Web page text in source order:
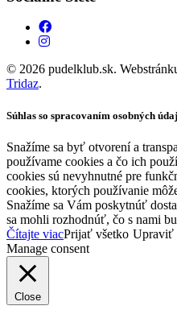
© 2026 pudelklub.sk.
Tridaz.
Súhlas so spracovaním osobných
Snažíme sa byť otvorení a
používame cookies a čo ich
cookies sú nevyhnutné pre
cookies, ktorých používanie
Snažíme sa Vám poskytnúť
sa mohli rozhodnúť, čo s nami
Čítajte viacPrijať všetko Upraviť
Manage consent
Close